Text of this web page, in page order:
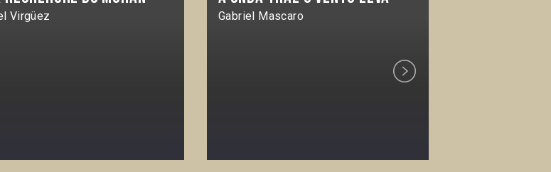
Virgüez Gabriel Mascaro
Next